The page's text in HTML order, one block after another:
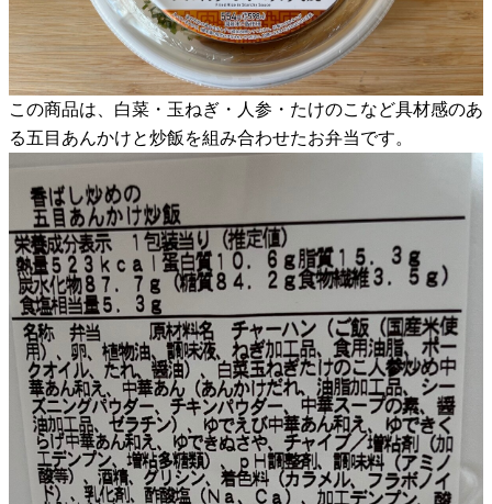
この商品は、白菜・玉ねぎ・人参・たけのこなど具材感のあ
る五目あんかけと炒飯を組み合わせたお弁当です。